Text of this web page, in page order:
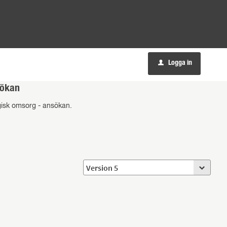
u Logga in
omsorg - ansökan.